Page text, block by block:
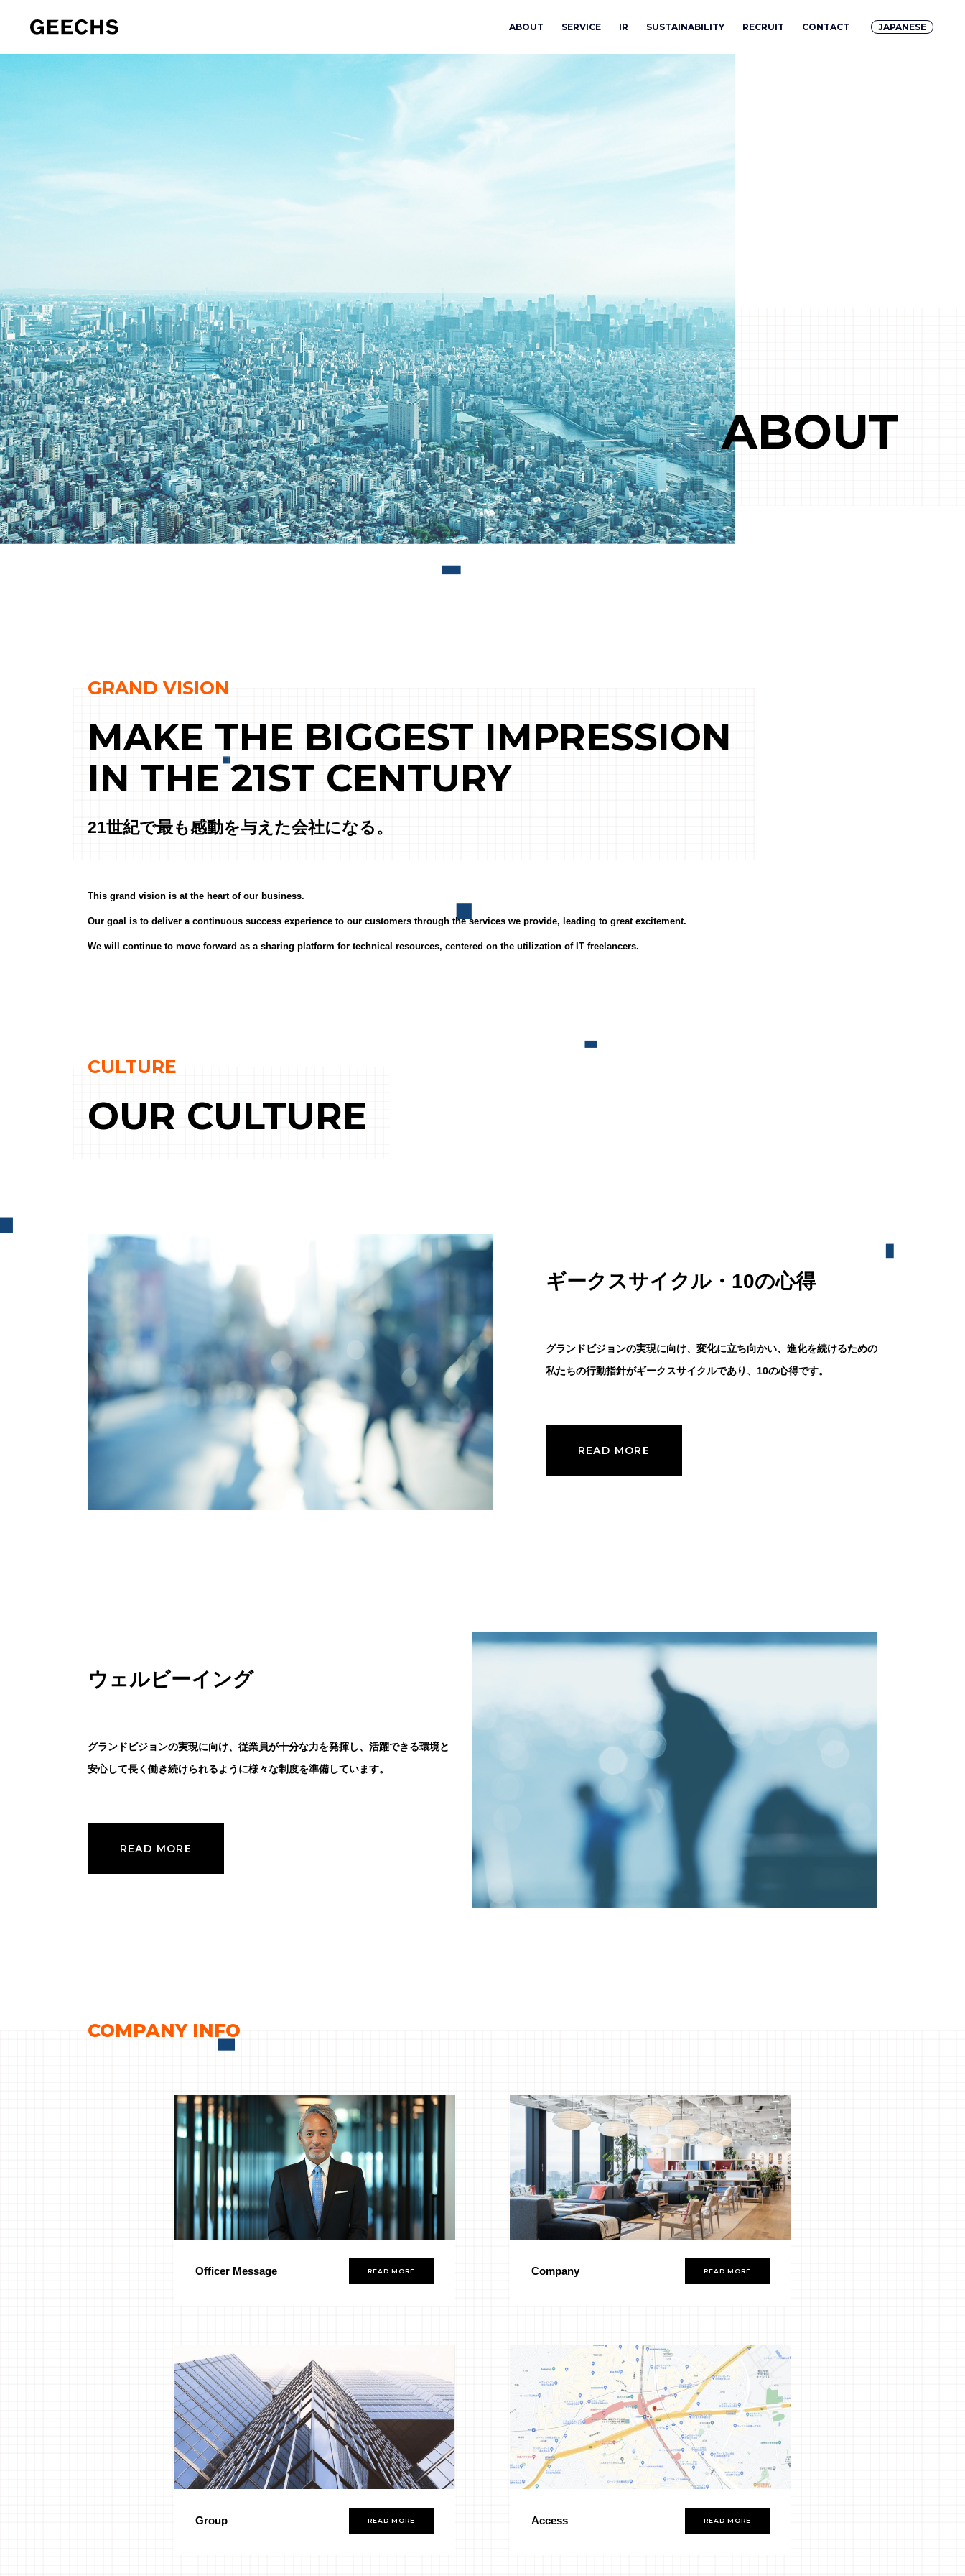
ABOUT SERVICE IR SUSTAINABILITY RECRUIT CONTACT JAPANESE
ABOUT
GRAND VISION
MAKE THE BIGGEST IMPRESSION
IN THE 21ST CENTURY
21世紀で最も感動を与えた会社になる。
This grand vision is at the heart of our business.
Our goal is to deliver a continuous success experience to our customers through the services we provide, leading to great excitement.
We will continue to move forward as a sharing platform for technical resources, centered on the utilization of IT freelancers.
CULTURE
OUR CULTURE
ギークスサイクル・ 10の心得
グランドビジョンの実現に向け、変化に立ち向かい、進化を続けるための
私たちの行動指針がギークスサイクルであり、10の心得です。
READ MORE
ウェルビーイング
グランドビジョンの実現に向け、従業員が十分な力を発揮し、活躍できる環境と
安心して長く働き続けられるように様々な制度を準備しています。
READ MORE
COMPANY INFO
Officer Message READ MORE Company READ MORE
Group READ MORE Access READ MORE